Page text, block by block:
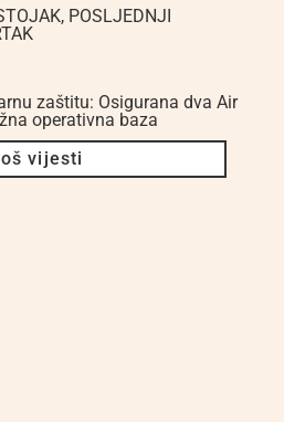
POSLJEDNJI
zaštitu: Osigurana dva Air
operativna baza
vijesti